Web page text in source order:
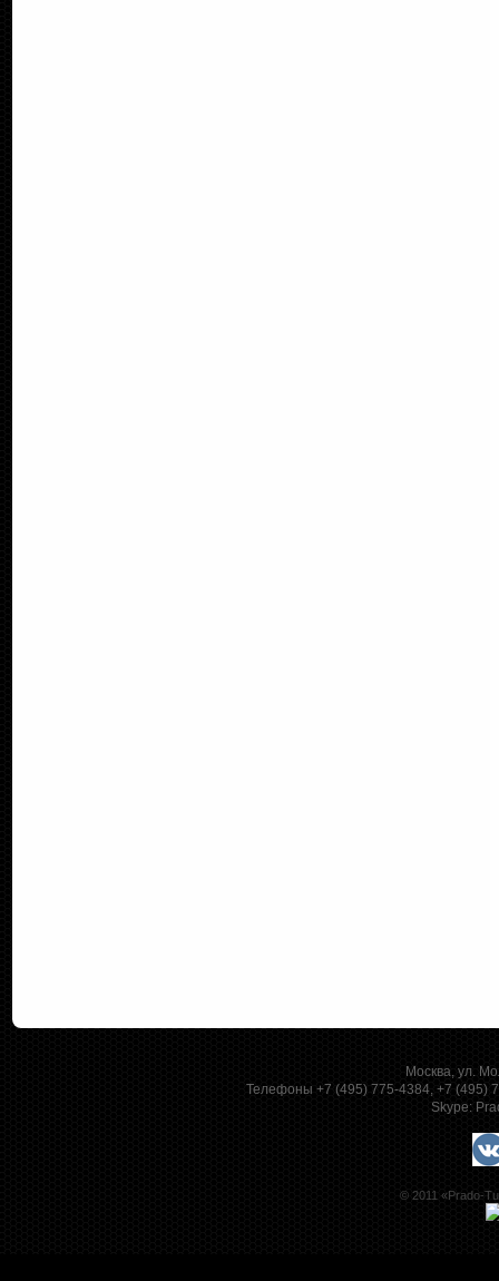
Москва, ул.
Телефоны +7 (495) 775-4384, +7 (495)
Skype:
© 2011 «Prado-